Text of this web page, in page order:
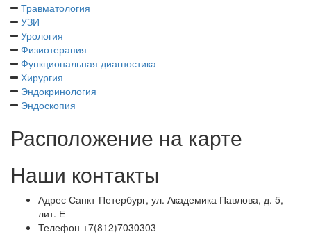
Травматология
УЗИ
Урология
Физиотерапия
Функциональная диагностика
Хирургия
Эндокринология
Эндоскопия
Расположение на карте
Наши контакты
Адрес Санкт-Петербург, ул. Академика Павлова, д. 5,
лит. Е
Телефон +7(812)7030303